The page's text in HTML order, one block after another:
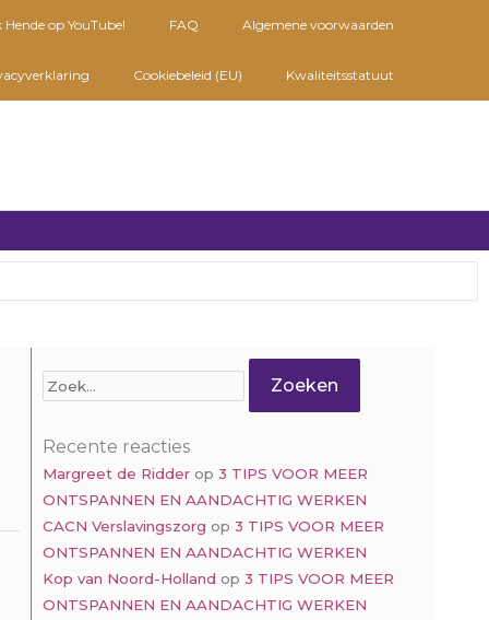
op YouTube! FAQ Algemene voorwaarden
Cookiebeleid (EU) Kwaliteitsstatuut
Zoek
naar:
Recente reacties
Margreet de Ridderop 3 TIPS VOOR MEER
ONTSPANNEN EN AANDACHTIG WERKEN
CACN Verslavingszorg op 3 TIPS VOOR MEER
ONTSPANNEN EN AANDACHTIG WERKEN
Kop van Noord-Holland op 3 TIPS VOOR MEER
ONTSPANNEN EN AANDACHTIG WERKEN